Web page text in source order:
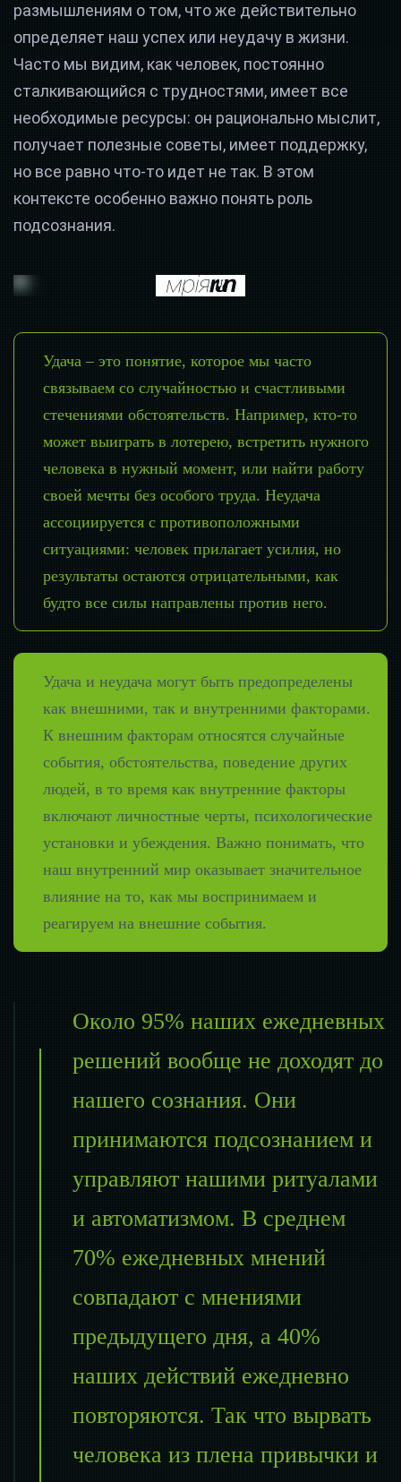
размышлениям о том, что же действительно
определяет наш успех или неудачу в жизни.
Часто мы видим, как человек, постоянно
сталкивающийся с трудностями, имеет все
необходимые ресурсы: он рационально мыслит,
получает полезные советы, имеет поддержку,
но все равно что-то идет не так. В этом
контексте особенно важно понять роль
подсознания.
Удача – это понятие, которое мы часто
связываем со случайностью и счастливыми
стечениями обстоятельств. Например, кто-то
может выиграть в лотерею, встретить нужного
человека в нужный момент, или найти работу
своей мечты без особого труда. Неудача
ассоциируется с противоположными
ситуациями: человек прилагает усилия, но
результаты остаются отрицательными, как
будто все силы направлены против него.
Удача и неудача могут быть предопределены
как внешними, так и внутренними факторами.
К внешним факторам относятся случайные
события, обстоятельства, поведение других
людей, в то время как внутренние факторы
включают личностные черты, психологические
установки и убеждения. Важно понимать, что
наш внутренний мир оказывает значительное
влияние на то, как мы воспринимаем и
реагируем на внешние события.
Около 95% наших ежедневных
решений вообще не доходят до
нашего сознания. Они
принимаются подсознанием и
управляют нашими ритуалами
и автоматизмом. В среднем
70% ежедневных мнений
совпадают с мнениями
предыдущего дня, а 40%
наших действий ежедневно
повторяются. Так что вырвать
человека из плена привычки и